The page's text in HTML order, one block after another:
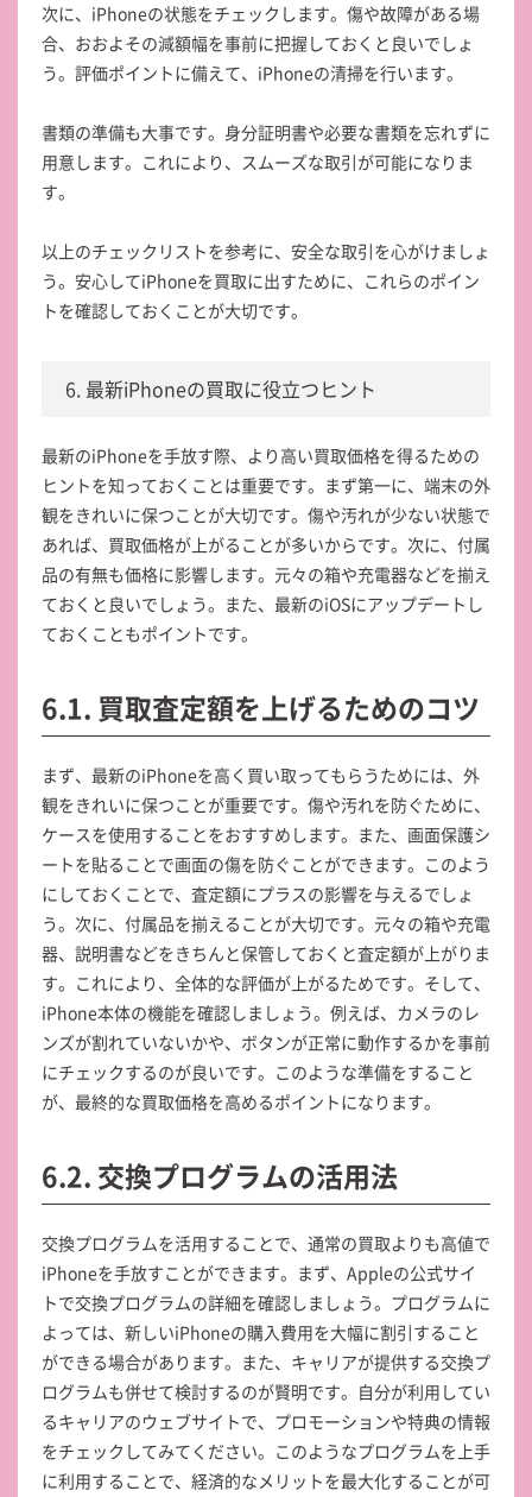
次に、iPhoneの状態をチェックします。傷や故障がある場
合、おおよその減額幅を事前に把握しておくと良いでしょ
う。評価ポイントに備えて、iPhoneの清掃を行います。
書類の準備も大事です。身分証明書や必要な書類を忘れずに
用意します。これにより、スムーズな取引が可能になりま
す。
以上のチェックリストを参考に、安全な取引を心がけましょ
う。安心してiPhoneを買取に出すために、これらのポイン
トを確認しておくことが大切です。
6. 最新iPhoneの買取に役立つヒント
最新のiPhoneを手放す際、より高い買取価格を得るための
ヒントを知っておくことは重要です。まず第一に、端末の外
観をきれいに保つことが大切です。傷や汚れが少ない状態で
あれば、買取価格が上がることが多いからです。次に、付属
品の有無も価格に影響します。元々の箱や充電器などを揃え
ておくと良いでしょう。また、最新のiOSにアップデートし
ておくこともポイントです。
6.1. 買取査定額を上げるためのコツ
まず、最新のiPhoneを高く買い取ってもらうためには、外
観をきれいに保つことが重要です。傷や汚れを防ぐために、
ケースを使用することをおすすめします。また、画面保護シ
ートを貼ることで画面の傷を防ぐことができます。このよう
にしておくことで、査定額にプラスの影響を与えるでしょ
う。次に、付属品を揃えることが大切です。元々の箱や充電
器、説明書などをきちんと保管しておくと査定額が上がりま
す。これにより、全体的な評価が上がるためです。そして、
iPhone本体の機能を確認しましょう。例えば、カメラのレ
ンズが割れていないかや、ボタンが正常に動作するかを事前
にチェックするのが良いです。このような準備をすること
が、最終的な買取価格を高めるポイントになります。
6.2. 交換プログラムの活用法
交換プログラムを活用することで、通常の買取よりも高値で
iPhoneを手放すことができます。まず、Appleの公式サイ
トで交換プログラムの詳細を確認しましょう。プログラムに
よっては、新しいiPhoneの購入費用を大幅に割引すること
ができる場合があります。また、キャリアが提供する交換プ
ログラムも併せて検討するのが賢明です。自分が利用してい
るキャリアのウェブサイトで、プロモーションや特典の情報
をチェックしてみてください。このようなプログラムを上手
に利用することで、経済的なメリットを最大化することが可